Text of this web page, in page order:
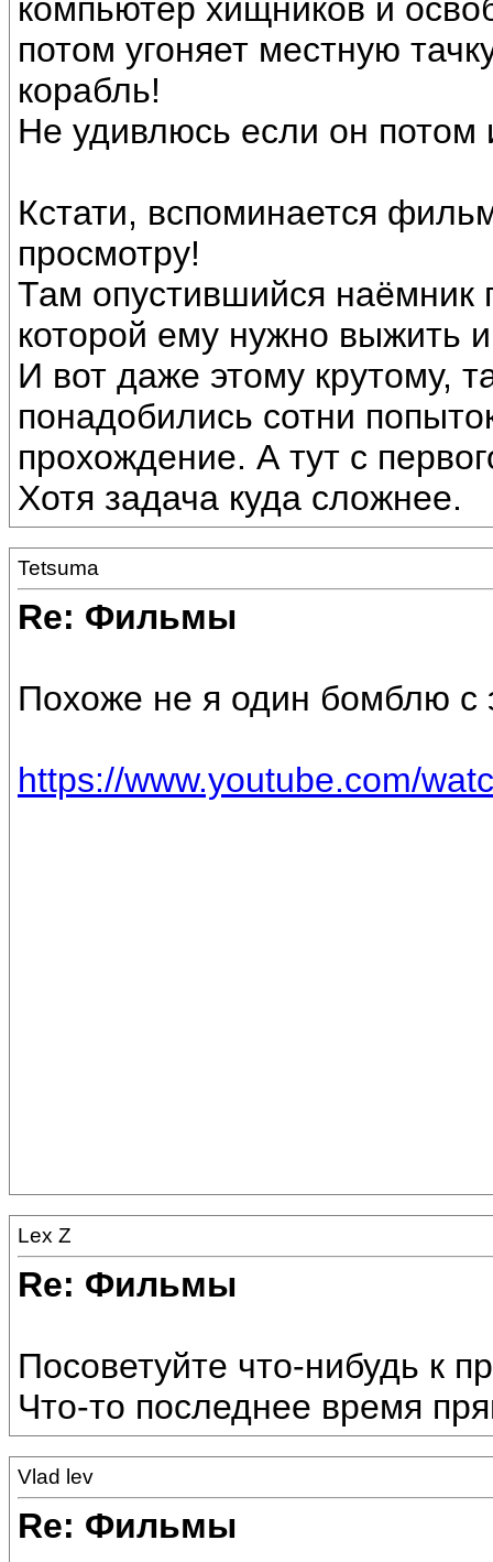
компьютер хищников и
потом угоняет местную
корабль!
Не удивлюсь если он потом
Кстати, вспоминается
просмотру!
Там опустившийся наёмник
которой ему нужно выжить
И вот даже этому крутому,
понадобились сотни
прохождение. А тут с
Хотя задача куда сложнее.
Tetsuma
Re: Фильмы
Похоже не я один бомблю с
https://www.youtube.com/
Lex Z
Re: Фильмы
Посоветуйте что-нибудь к
Что-то последнее время
Vlad lev
Re: Фильмы